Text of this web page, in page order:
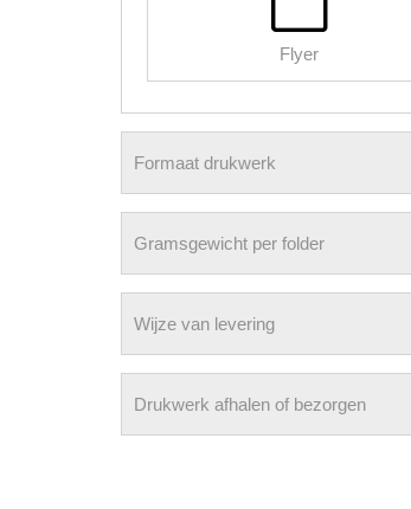
Flyer
Formaat drukwerk
Gramsgewicht per folder
Wijze van levering
Drukwerk afhalen of bezorgen